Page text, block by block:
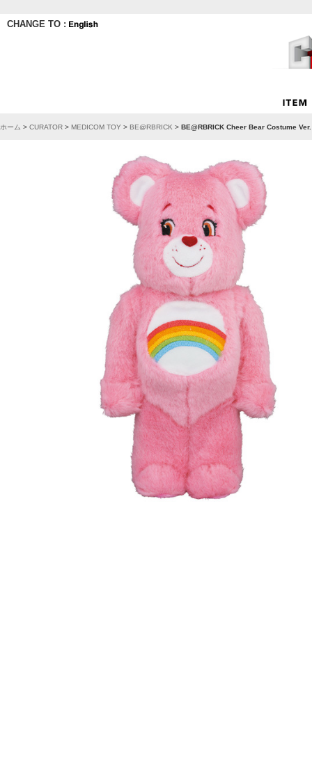
CHANGE TO :
ホーム > CURATOR > MEDICOM TOY > BE@RBRICK > BE@RBRICK Cheer Bear Costume